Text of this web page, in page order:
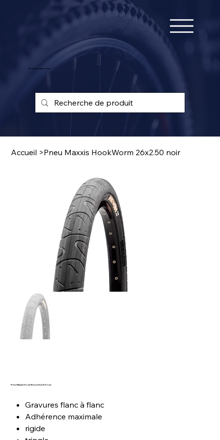
25 ans d'expérience !
Accueil >Pneu Maxxis HookWorm 26x2.50 noir
Pneu Maxxis HookWorm 26x2.50 noir
Gravures flanc à flanc
Adhérence maximale
rigide